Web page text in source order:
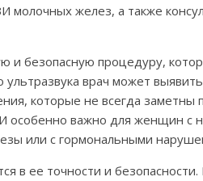
молочных желез, а также
и безопасную процедуру,
врач может
которые не всегда заметны
особенно важно для женщин с
или с гормональными
в ее точности и